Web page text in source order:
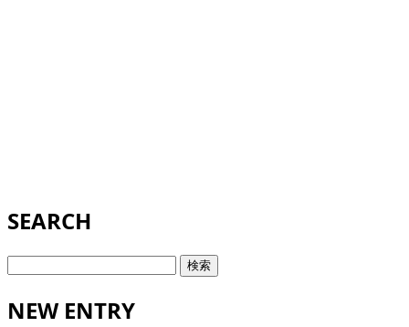
SEARCH
検
NEW ENTRY